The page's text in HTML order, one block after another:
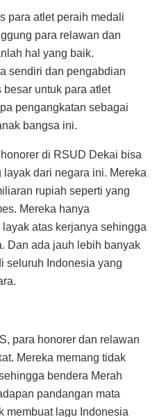
para atlet peraih medali
para relawan dan
hal yang baik.
sendiri dan pengabdian
untuk para atlet
pengangkatan sebagai
bangsa ini.
di RSUD Dekai bisa
dari negara ini. Mereka
rupiah seperti yang
Mereka hanya
atas kerjanya sehingga
Dan ada jauh lebih banyak
seluruh Indonesia yang
para honorer dan relawan
Mereka memang tidak
bendera Merah
pandangan mata
membuat lagu Indonesia